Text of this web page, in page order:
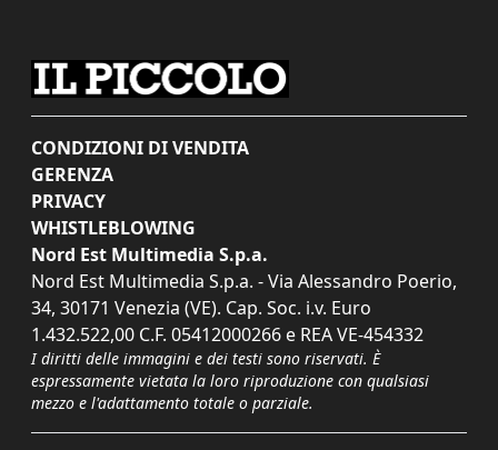
CONDIZIONI DI VENDITA
GERENZA
PRIVACY
WHISTLEBLOWING
Nord Est Multimedia S.p.a.
Nord Est Multimedia S.p.a. - Via Alessandro Poerio,
34, 30171 Venezia (VE). Cap. Soc. i.v. Euro
1.432.522,00 C.F. 05412000266 e REA VE-454332
I diritti delle immagini e dei testi sono riservati. È
espressamente vietata la loro riproduzione con qualsiasi
mezzo e l'adattamento totale o parziale.